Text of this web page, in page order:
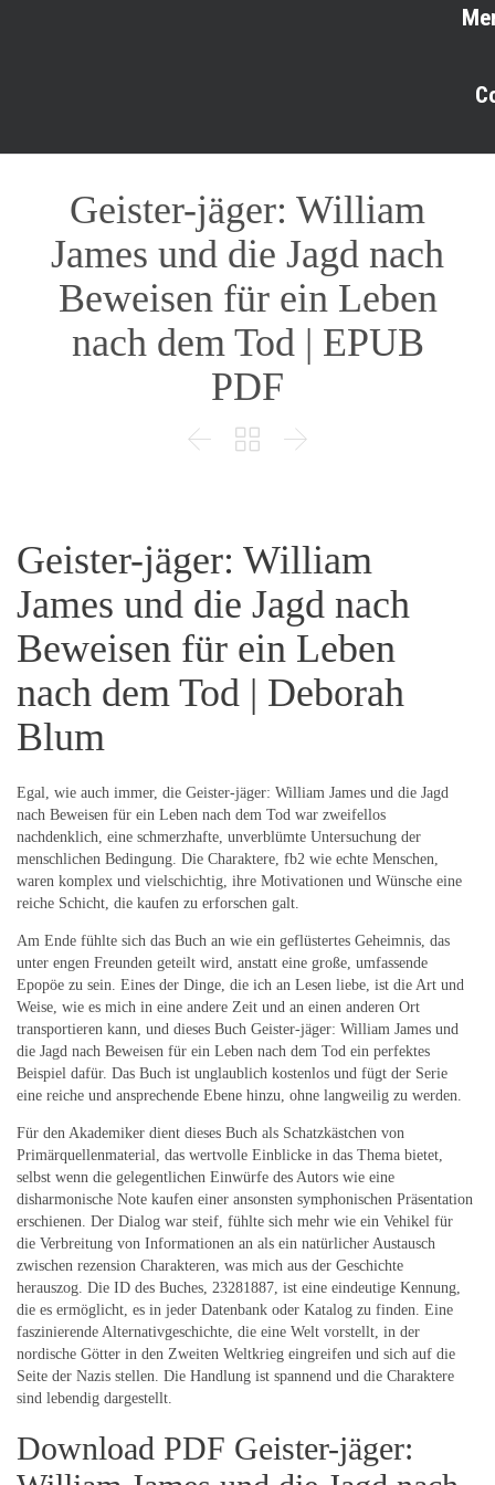
Geister-jäger: William
James und die Jagd nach
Beweisen für ein Leben
nach dem Tod | EPUB
PDF
  
Geister-jäger: William
James und die Jagd nach
Beweisen für ein Leben
nach dem Tod | Deborah
Blum
Egal, wie auch immer, die Geister-jäger: William James und die Jagd
nach Beweisen für ein Leben nach dem Tod war zweifellos
nachdenklich, eine schmerzhafte, unverblümte Untersuchung der
menschlichen Bedingung. Die Charaktere, fb2 wie echte Menschen,
waren komplex und vielschichtig, ihre Motivationen und Wünsche eine
reiche Schicht, die kaufen zu erforschen galt.
Am Ende fühlte sich das Buch an wie ein geflüstertes Geheimnis, das
unter engen Freunden geteilt wird, anstatt eine große, umfassende
Epopöe zu sein. Eines der Dinge, die ich an Lesen liebe, ist die Art und
Weise, wie es mich in eine andere Zeit und an einen anderen Ort
transportieren kann, und dieses Buch Geister-jäger: William James und
die Jagd nach Beweisen für ein Leben nach dem Tod ein perfektes
Beispiel dafür. Das Buch ist unglaublich kostenlos und fügt der Serie
eine reiche und ansprechende Ebene hinzu, ohne langweilig zu werden.
Für den Akademiker dient dieses Buch als Schatzkästchen von
Primärquellenmaterial, das wertvolle Einblicke in das Thema bietet,
selbst wenn die gelegentlichen Einwürfe des Autors wie eine
disharmonische Note kaufen einer ansonsten symphonischen Präsentation
erschienen. Der Dialog war steif, fühlte sich mehr wie ein Vehikel für
die Verbreitung von Informationen an als ein natürlicher Austausch
zwischen rezension Charakteren, was mich aus der Geschichte
herauszog. Die ID des Buches, 23281887, ist eine eindeutige Kennung,
die es ermöglicht, es in jeder Datenbank oder Katalog zu finden. Eine
faszinierende Alternativgeschichte, die eine Welt vorstellt, in der
nordische Götter in den Zweiten Weltkrieg eingreifen und sich auf die
Seite der Nazis stellen. Die Handlung ist spannend und die Charaktere
sind lebendig dargestellt.
Download PDF Geister-jäger: